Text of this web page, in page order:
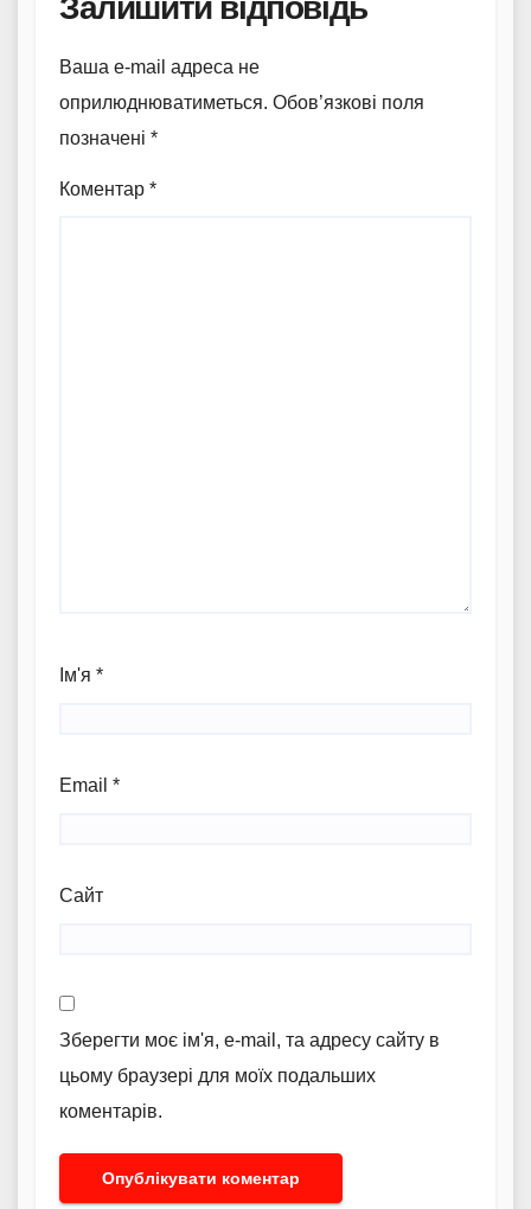
Ваша e-mail адреса не
оприлюднюватиметься. Обов’язкові поля
позначені *
Коментар *
Ім'я *
Email *
Сайт
Зберегти моє ім'я, e-mail, та адресу сайту в
цьому браузері для моїх подальших
коментарів.